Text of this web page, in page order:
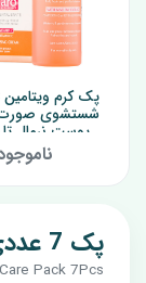
شستشوی
پوست نرمال
پک 7 عددی مراقبت پوست و مو آقایان
Pack 7Pcs